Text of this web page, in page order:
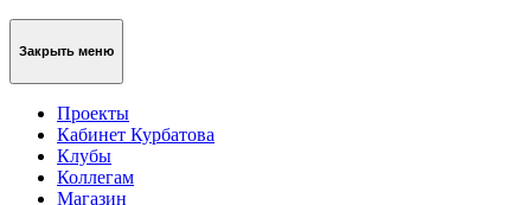
Закрыть меню
Проекты
Кабинет Курбатова
Клубы
Коллегам
Магазин